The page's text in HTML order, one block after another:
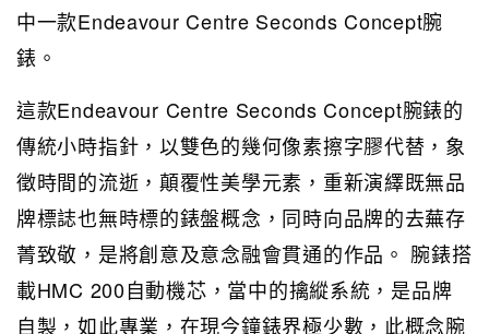
中一款Endeavour Centre Seconds Concept腕
錶。
這款Endeavour Centre Seconds Concept腕錶的
傳統小時指針，以雙色的幾何像素擦字膠代替，象
徵時間的流逝，顛覆性美學元素，重新演繹既無品
牌標誌也無時標的錶盤概念，同時向品牌的去蕪存
菁致敬，是將創意及意念融會貫通的作品。 腕錶搭
載HMC 200自動機芯，當中的擒縱系統，是品牌
自製，如此專業，在現今鐘錶界極少數，此概念腕